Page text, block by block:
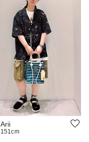
Arii
151cm